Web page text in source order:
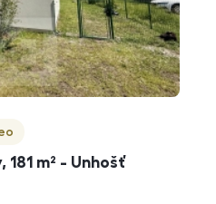
181 m² - Unhošť